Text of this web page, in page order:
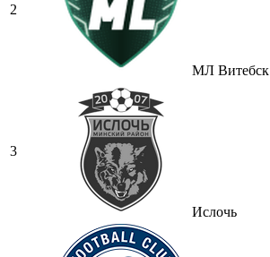
2
МЛ Витебск
3
Ислочь